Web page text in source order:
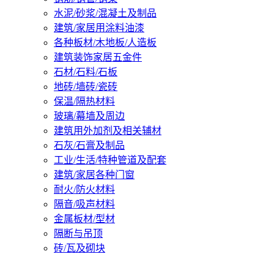
水泥/砂浆/混凝土及制品
建筑/家居用涂料油漆
各种板材/木地板/人造板
建筑装饰家居五金件
石材/石料/石板
地砖/墙砖/瓷砖
保温/隔热材料
玻璃/幕墙及周边
建筑用外加剂及相关辅材
石灰/石膏及制品
工业/生活/特种管道及配套
建筑/家居各种门窗
耐火/防火材料
隔音/吸声材料
金属板材/型材
隔断与吊顶
砖/瓦及砌块